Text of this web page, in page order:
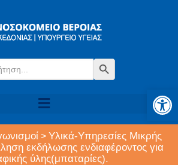
Search Button
> Υλικά-Υπηρεσίες Μικρής
εκδήλωσης ενδιαφέροντος για
ύλης(μπαταρίες).